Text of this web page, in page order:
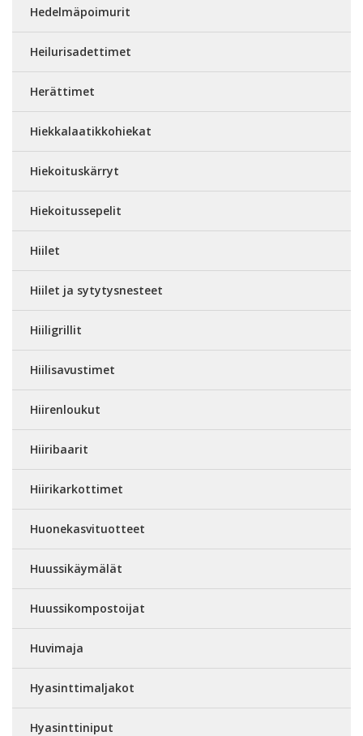
Hedelmäpoimurit
Heilurisadettimet
Herättimet
Hiekkalaatikkohiekat
Hiekoituskärryt
Hiekoitussepelit
Hiilet
Hiilet ja sytytysnesteet
Hiiligrillit
Hiilisavustimet
Hiirenloukut
Hiiribaarit
Hiirikarkottimet
Huonekasvituotteet
Huussikäymälät
Huussikompostoijat
Huvimaja
Hyasinttimaljakot
Hyasinttiniput